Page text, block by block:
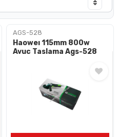
AGS-528
Haoweı 115mm 800w
Avuc Taslama Ags-528